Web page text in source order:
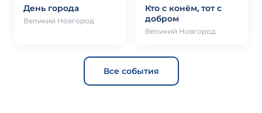
День города
Великий Новгород
Кто с конём, тот с
добром
Великий Новгород
Все события